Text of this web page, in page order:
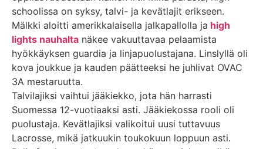
schoolissa on syksy, talvi- ja kevätlajit erikseen.
Mälkki aloitti amerikkalaisella jalkapallolla ja high
lights nauhalta näkee vakuuttavaa pelaamista
hyökkäyksen guardia ja linjapuolustajana. Linslyllä oli
kova joukkue ja kauden päätteeksi he juhlivat OVAC
3A mestaruutta.
Talvilajiksi vaihtui jääkiekko, jota hän harrasti
Suomessa 12-vuotiaaksi asti. Jääkiekossa rooli oli
puolustaja. Kevätlajiksi valikoitui uusi tuttavuus
Lacrosse, mikä jatkuukin toukokuun loppuun asti.